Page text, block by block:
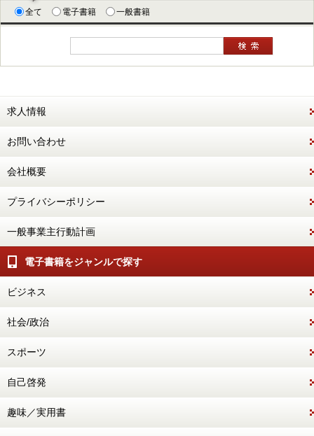
全て 電子書籍 一般書籍
求人情報
お問い合わせ
会社概要
プライバシーポリシー
一般事業主行動計画
電子書籍をジャンルで探す
ビジネス
社会/政治
スポーツ
自己啓発
趣味／実用書